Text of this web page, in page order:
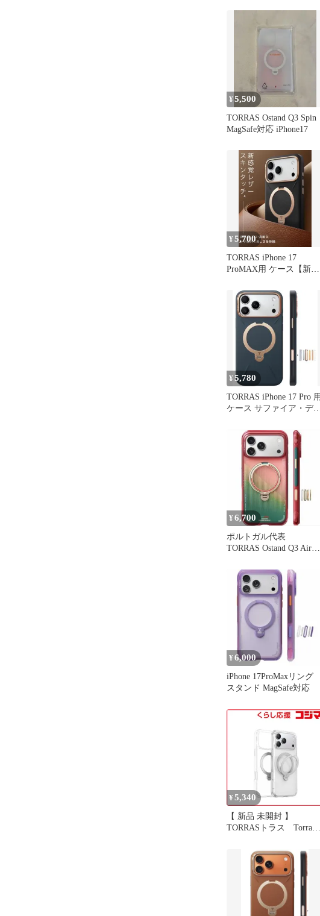
¥5,500
TORRAS Ostand Q3 Spin
MagSafe対応 iPhone17
¥5,700
TORRAS iPhone 17
ProMAX用 ケース【新感
¥5,780
TORRAS iPhone 17 Pro 用
ケース サファイア・デ
¥ 6,700
ポルトガル代表
TORRAS Ostand Q3 Air
¥ 6,000
iPhone 17ProMaxリング
スタンド MagSafe対応
¥ 5,340
【 新品 未開封 】
TORRASトラス Torras -
iPhone 17 Pro クリア
X00FX2913 未使用 送料